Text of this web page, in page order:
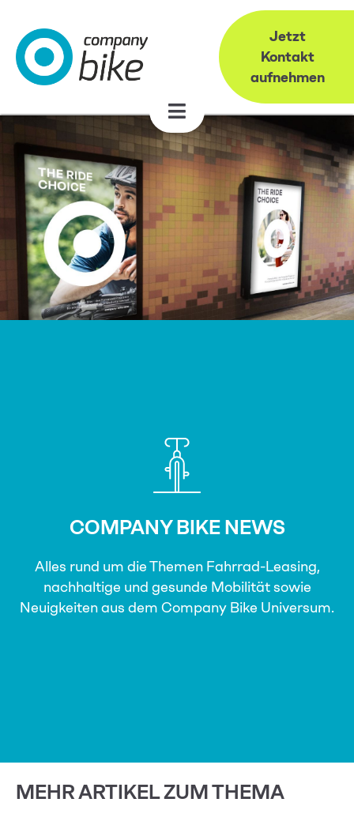
Jetzt
Kontakt
aufnehmen
COMPANY BIKE NEWS
Alles rund um die Themen Fahrrad-Leasing,
nachhaltige und gesunde Mobilität sowie
Neuigkeiten aus dem Company Bike Universum.
MEHR ARTIKEL ZUM THEMA